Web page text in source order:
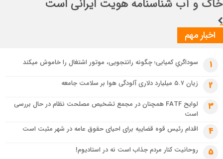
اخبار مهم
1 سوداگریِ کمیابی؛ چگونه رانتجویی، موتور اشتغال را خاموش میکند
2 زیان ۵.۷ میلیارد دلاری آلودگی هوا بر سلامت جامعه
3
لوایح FATF همچنان در مجمع تشخیص مصلحت نظام در حال بررسی
است
4 اقدام رئیس قوه قضاییه برای احیای حقوق عامه در شهر مثبت است
5 روحانیت کنار مردم جذاب است نه در استادیوم!